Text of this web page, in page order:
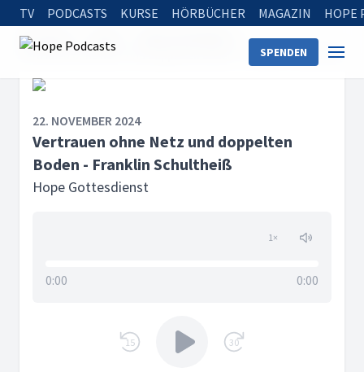
TV PODCASTS KURSE HÖRBÜCHER MAGAZIN HOPE
SPENDEN
Startseite
Vertrauen ohne Netz und doppelten Boden - Franklin Schultheiß
22. NOVEMBER 2024
Vertrauen ohne Netz und doppelten
Boden - Franklin Schultheiß
Hope Gottesdienst
1×
0:00 0:00
15 30